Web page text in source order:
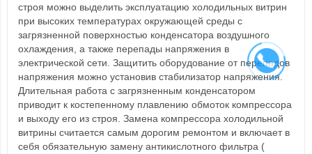
строя можно выделить эксплуатацию холодильных витрин
при высоких температурах окружающей среды с
загрязненной поверхностью конденсатора воздушного
охлаждения, а также перепады напряжения в
электрической сети. Защитить оборудование от перепадов
напряжения можно установив стабилизатор напряжения.
Длительная работа с загрязненным конденсатором
приводит к костепенному плавлению обмоток компрессора
и выходу его из строя. Замена компрессора холодильной
витрины считается самым дорогим ремонтом и включает в
себя обязательную замену антикислотного фильтра (